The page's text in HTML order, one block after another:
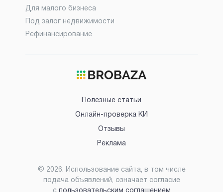
Для малого бизнеса
Под залог недвижимости
Рефинансирование
Полезные статьи
Онлайн-проверка КИ
Отзывы
Реклама
© 2026. Использование сайта, в том числе
подача объявлений, означает согласие